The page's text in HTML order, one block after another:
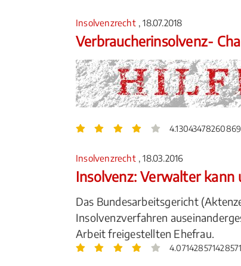
Insolvenzrecht , 18.07.2018
Verbraucherinsolvenz-
Insolvenzrecht , 18.03.2016
Insolvenz: Verwalter
Das Bundesarbeitsgericht
Insolvenzverfahren
Arbeit freigestellten Ehefrau.